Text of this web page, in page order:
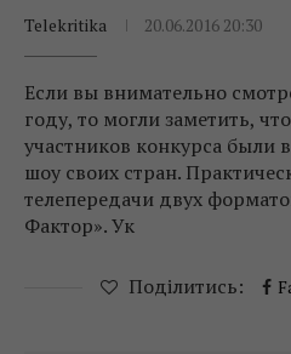
Telekritika
20.06.2016 20:30
Если вы внимательно
году, то могли заметить,
участников конкурса были
шоу своих стран.
телепередачи двух
Фактор». Ук
Поділитись: